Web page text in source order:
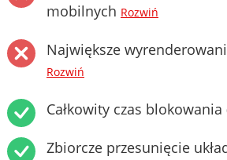
mobilnych Rozwiń
Największe
Rozwiń
Całkowity czas blokowania
Zbiorcze przesunięcie